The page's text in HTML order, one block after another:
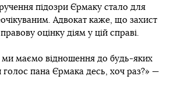
підозри Єрмаку стало для
Адвокат каже, що захист
оцінку діям у цій справі.
ми маємо відношення до будь-яких
голос пана Єрмака десь, хоч раз?» —